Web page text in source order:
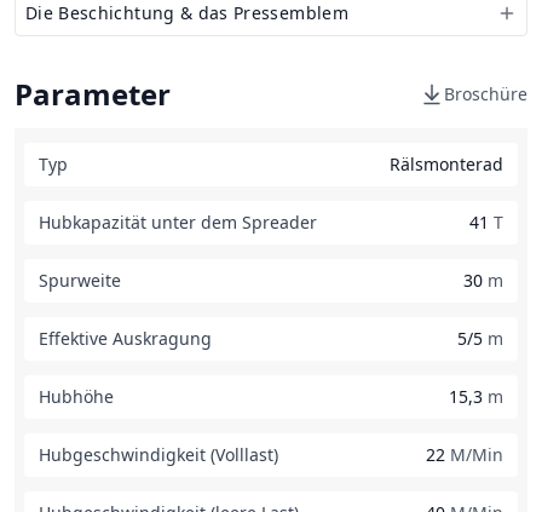
Die Beschichtung & das Pressemblem
Parameter Broschüre
Typ Rälsmonterad
Hubkapazität unter dem Spreader 41 T
Spurweite 30 m
Effektive Auskragung 5/5 m
Hubhöhe 15,3 m
Hubgeschwindigkeit (Volllast) 22 M/Min